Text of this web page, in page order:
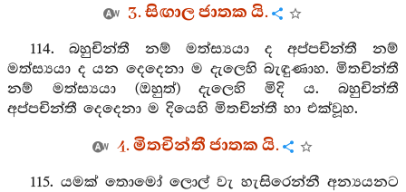
3. සිඟාල ජාතක යි.
114. බහුචින්තී නම් මත්ස්‍යයා ද අප්පචින්තී නම්
මත්ස්‍යයා ද යන දෙදෙනා ම දැලෙහි බැඳුණාහ. මිතචින්තී
නම් මත්ස්‍යයා (ඔහුත්) දැලෙහි මිදි ය. බහුචින්තී
අප්පචින්තී දෙදෙනා ම දියෙහි මිතචින්තී හා එක්වූහ.
4. මිතචින්තී ජාතක යි.
115. යමක් තොමෝ ලොල් වැ හැසිරෙන්නී අන්‍යයනට